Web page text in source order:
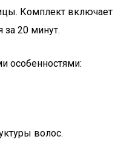
Комплект включает
за 20 минут.
особенностями:
волос.